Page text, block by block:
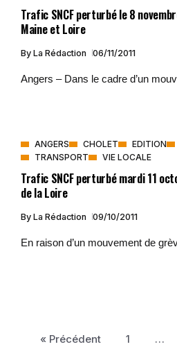
Trafic SNCF perturbé le 8
Maine et Loire
By La Rédaction 06/11/2011
Angers – Dans le cadre d’un
ANGERS CHOLET EDITION
TRANSPORT
VIE LOCALE
Trafic SNCF perturbé mardi 11
de la Loire
By La Rédaction 09/10/2011
En raison d’un mouvement de
« Précédent 1 …